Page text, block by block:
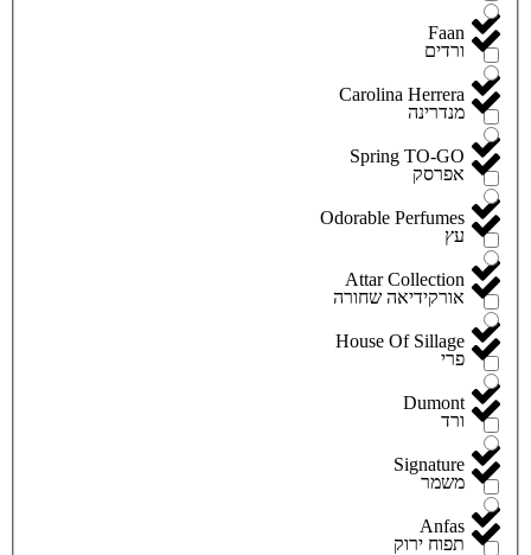
Faan
Carolina Herrera
Spring TO-GO
Odorable Perfumes
Attar Collection
House Of Sillage
Dumont
Signature
Anfas
ורדים
מנדרינה
אפרסק
עץ
אורקידיאה שחורה
פרי
ורד
משמר
תפוח ירוק